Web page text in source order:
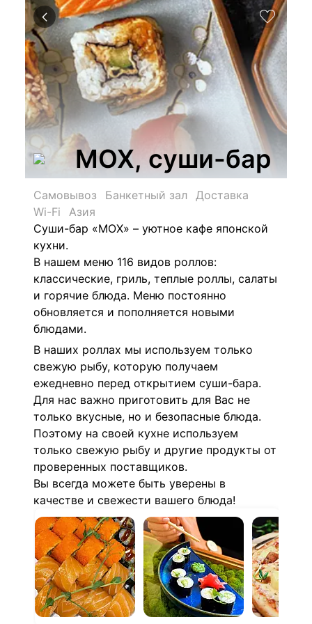
МОХ, суши-бар
Самовывоз Банкетный зал
Доставка
Wi-Fi
Азия
Суши-бар «МОХ» – уютное кафе японской
кухни.
В нашем меню 116 видов роллов:
классические, гриль, теплые роллы, салаты
и горячие блюда. Меню постоянно
обновляется и пополняется новыми
блюдами.
В наших роллах мы используем только
свежую рыбу, которую получаем
ежедневно перед открытием суши-бара.
Для нас важно приготовить для Вас не
только вкусные, но и безопасные блюда.
Поэтому на своей кухне используем
только свежую рыбу и другие продукты от
проверенных поставщиков.
Вы всегда можете быть уверены в
качестве и свежести вашего блюда!